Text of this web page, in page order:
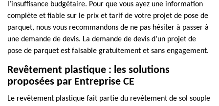
l’insuffisance budgétaire. Pour que vous ayez une information
complète et fiable sur le prix et tarif de votre projet de pose de
parquet, nous vous recommandons de ne pas hésiter à passer à
une demande de devis. La demande de devis d’un projet de
pose de parquet est faisable gratuitement et sans engagement.
Revêtement plastique : les solutions
proposées par Entreprise CE
Le revêtement plastique fait partie du revêtement de sol souple